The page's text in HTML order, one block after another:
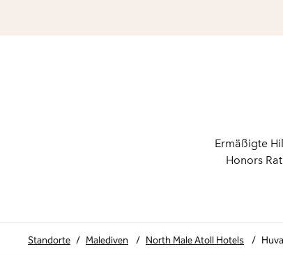
Ermäßigte
Honors
Standorte / Malediven / North Male Atoll Hotels /